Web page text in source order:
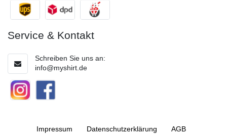
Service & Kontakt
Schreiben Sie uns an:
info@myshirt.de
Impressum Daten­schutz­erklärung AGB